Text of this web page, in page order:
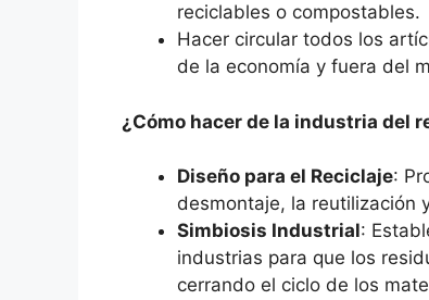
reciclables o compostables.
Hacer circular todos los
de la economía y fuera del
¿Cómo hacer de la industria del
Diseño para el Reciclaje:
desmontaje, la reutilización
Simbiosis Industrial:
industrias para que los
cerrando el ciclo de los